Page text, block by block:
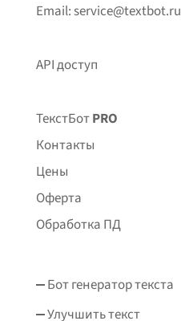
Email: service@textbot.ru
API доступ
ТекстБотPRO
Контакты
Цены
Оферта
Обработка ПД
Бот генератор текста
Улучшить текст